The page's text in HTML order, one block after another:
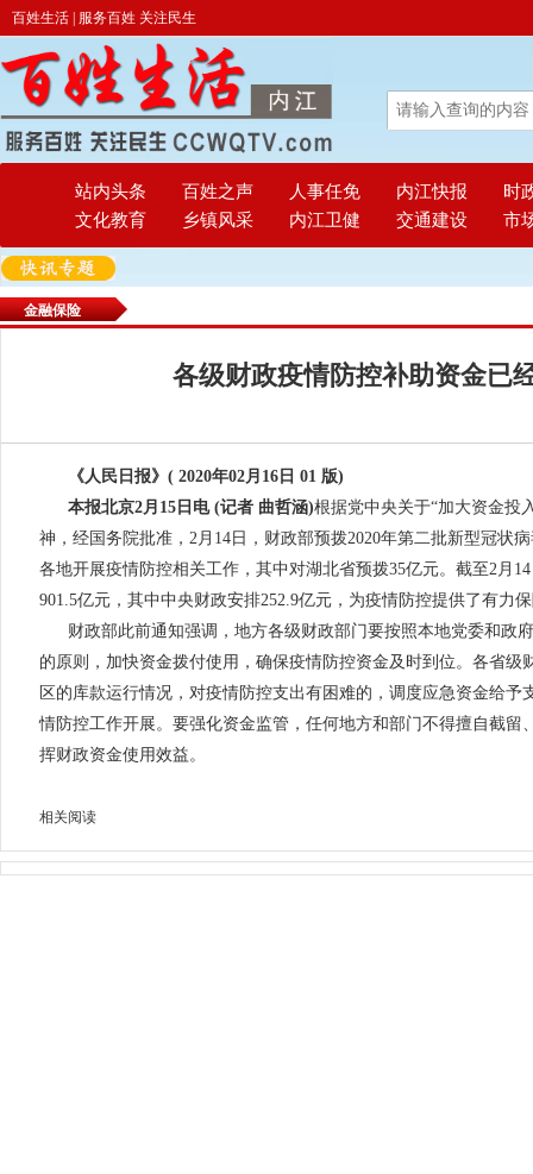
百姓生活 | 服务百姓 关注民生
站内头条 百姓之声 人事任免 内江快报
时
文化教育
乡镇风采 内江卫健 交通建设 市
金融保险
各级财政疫情防控补助资金已
《人民日报》( 2020年02月16日 01 版)
本报北京2月15日电 (记者 曲哲涵)根据党中央关于“加大资金投
神，经国务院批准，2月14日，财政部预拨2020年第二批新型冠状
各地开展疫情防控相关工作，其中对湖北省预拨35亿元。截至2月
901.5亿元，其中中央财政安排252.9亿元，为疫情防控提供了有力
财政部此前通知强调，地方各级财政部门要按照本地党委和政
的原则，加快资金拨付使用，确保疫情防控资金及时到位。各省级
区的库款运行情况，对疫情防控支出有困难的，调度应急资金给
情防控工作开展。要强化资金监管，任何地方和部门不得擅自截留
挥财政资金使用效益。
相关阅读